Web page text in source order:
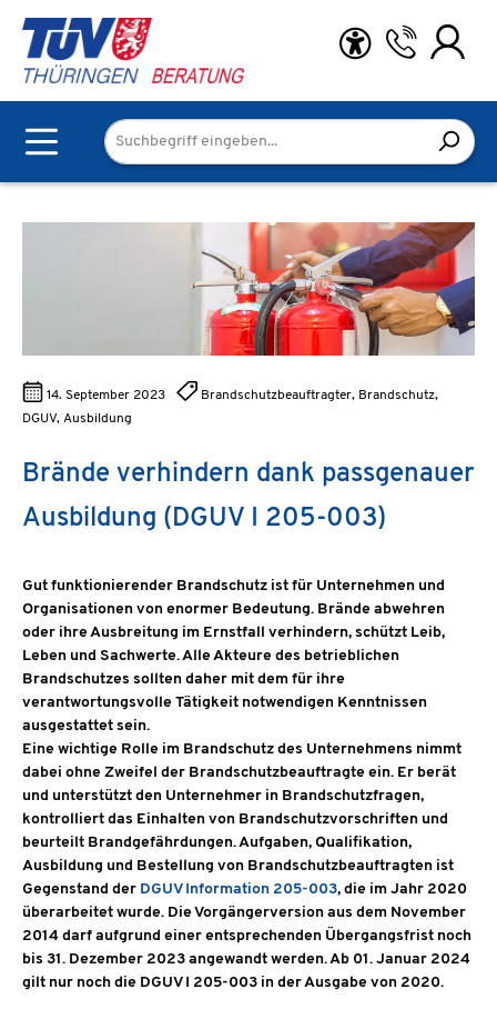
Zum Hauptinhalt springen
14. September 2023
Brandschutzbeauftragter, Brandschutz,
DGUV, Ausbildung
Brände verhindern dank passgenauer
Ausbildung (DGUV I 205-003)
Gut funktionierender Brandschutz ist für Unternehmen und
Organisationen von enormer Bedeutung. Brände abwehren
oder ihre Ausbreitung im Ernstfall verhindern, schützt Leib,
Leben und Sachwerte. Alle Akteure des betrieblichen
Brandschutzes sollten daher mit dem für ihre
verantwortungsvolle Tätigkeit notwendigen Kenntnissen
ausgestattet sein.
Eine wichtige Rolle im Brandschutz des Unternehmens nimmt
dabei ohne Zweifel der Brandschutzbeauftragte ein. Er berät
und unterstützt den Unternehmer in Brandschutzfragen,
kontrolliert das Einhalten von Brandschutzvorschriften und
beurteilt Brandgefährdungen. Aufgaben, Qualifikation,
Ausbildung und Bestellung von Brandschutzbeauftragten ist
Gegenstand der DGUV Information 205-003, die im Jahr 2020
überarbeitet wurde. Die Vorgängerversion aus dem November
2014 darf aufgrund einer entsprechenden Übergangsfrist noch
bis 31. Dezember 2023 angewandt werden. Ab 01. Januar 2024
gilt nur noch die DGUV I 205-003 in der Ausgabe von 2020.